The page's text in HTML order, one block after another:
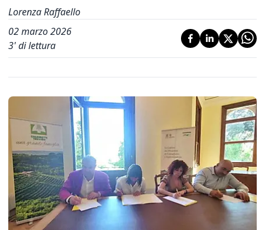
Lorenza Raffaello
02 marzo 2026
3' di lettura